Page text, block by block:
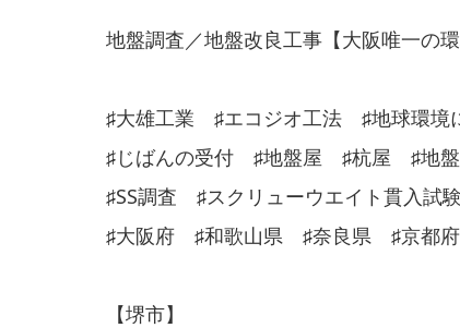
地盤調査／地盤改良工事【大阪唯一の
♯大雄工業 ♯エコジオ工法 ♯地球環境
♯じばんの受付 ♯地盤屋 ♯杭屋 ♯地
♯SS調査 ♯スクリューウエイト貫入
♯大阪府 ♯和歌山県 ♯奈良県 ♯京
【堺市】